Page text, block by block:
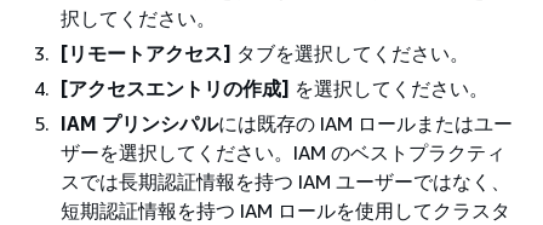
択してください。
[リモートアクセス] タブを選択してください。
[アクセスエントリの作成] を選択してください。
IAM プリンシパルには既存の IAM ロールまたはユー
ザーを選択してください。IAM のベストプラクティ
スでは長期認証情報を持つ IAM ユーザーではなく、
短期認証情報を持つ IAM ロールを使用してクラスタ